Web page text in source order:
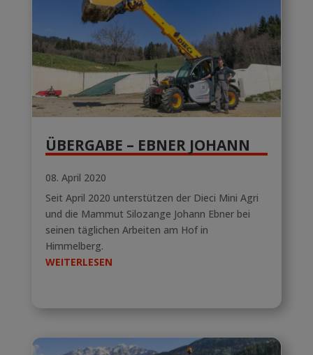
ÜBERGABE – EBNER JOHANN
08. April 2020
Seit April 2020 unterstützen der Dieci Mini Agri
und die Mammut Silozange Johann Ebner bei
seinen täglichen Arbeiten am Hof in
Himmelberg.
WEITERLESEN